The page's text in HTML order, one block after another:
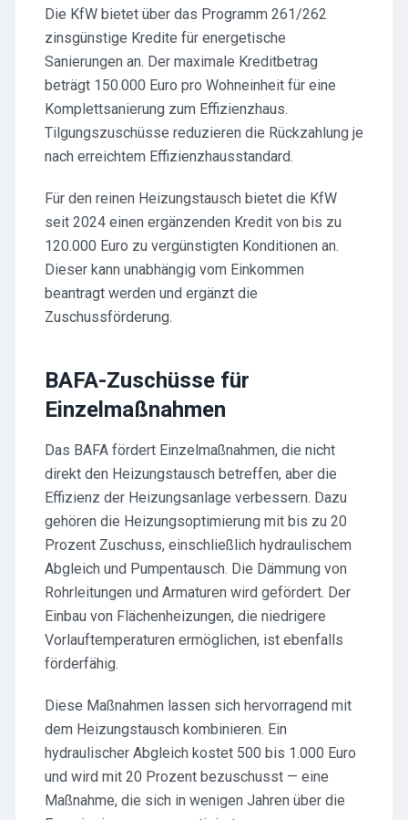
Die KfW bietet über das Programm 261/262
zinsgünstige Kredite für energetische
Sanierungen an. Der maximale Kreditbetrag
beträgt 150.000 Euro pro Wohneinheit für eine
Komplettsanierung zum Effizienzhaus.
Tilgungszuschüsse reduzieren die Rückzahlung je
nach erreichtem Effizienzhausstandard.
Für den reinen Heizungstausch bietet die KfW
seit 2024 einen ergänzenden Kredit von bis zu
120.000 Euro zu vergünstigten Konditionen an.
Dieser kann unabhängig vom Einkommen
beantragt werden und ergänzt die
Zuschussförderung.
BAFA-Zuschüsse für
Einzelmaßnahmen
Das BAFA fördert Einzelmaßnahmen, die nicht
direkt den Heizungstausch betreffen, aber die
Effizienz der Heizungsanlage verbessern. Dazu
gehören die Heizungsoptimierung mit bis zu 20
Prozent Zuschuss, einschließlich hydraulischem
Abgleich und Pumpentausch. Die Dämmung von
Rohrleitungen und Armaturen wird gefördert. Der
Einbau von Flächenheizungen, die niedrigere
Vorlauftemperaturen ermöglichen, ist ebenfalls
förderfähig.
Diese Maßnahmen lassen sich hervorragend mit
dem Heizungstausch kombinieren. Ein
hydraulischer Abgleich kostet 500 bis 1.000 Euro
und wird mit 20 Prozent bezuschusst — eine
Maßnahme, die sich in wenigen Jahren über die